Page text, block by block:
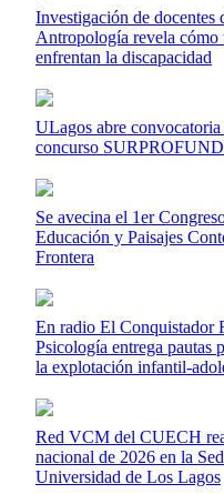
Investigación de docentes
Antropología revela
enfrentan la discapacidad
ULagos abre
concurso
Se avecina el 1er
Educación y Paisajes
Frontera
En radio El Conquistador
Psicología entrega pautas
la explotación infantil-
Red VCM del CUECH
nacional de 2026 en la
Universidad de Los Lagos